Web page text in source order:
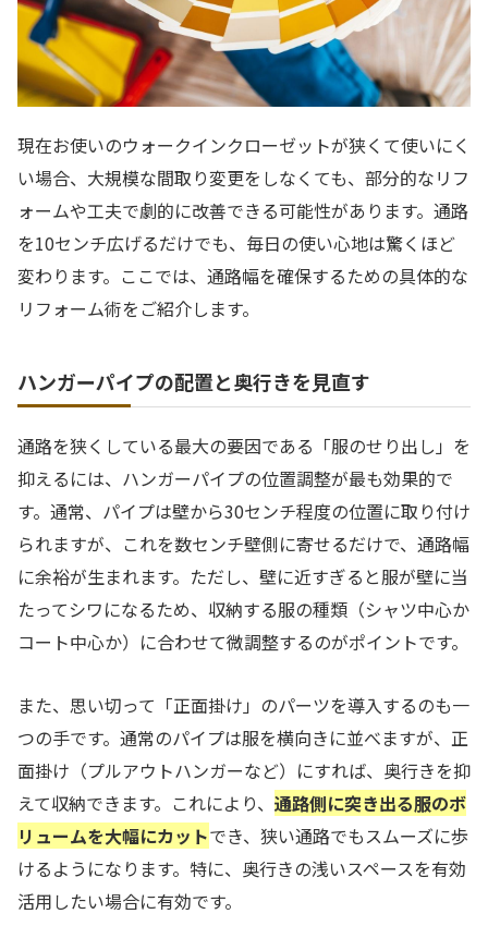
現在お使いのウォークインクローゼットが狭くて使いにく
い場合、大規模な間取り変更をしなくても、部分的なリフ
ォームや工夫で劇的に改善できる可能性があります。通路
を10センチ広げるだけでも、毎日の使い心地は驚くほど
変わります。ここでは、通路幅を確保するための具体的な
リフォーム術をご紹介します。
ハンガーパイプの配置と奥行きを見直す
通路を狭くしている最大の要因である「服のせり出し」を
抑えるには、ハンガーパイプの位置調整が最も効果的で
す。通常、パイプは壁から30センチ程度の位置に取り付け
られますが、これを数センチ壁側に寄せるだけで、通路幅
に余裕が生まれます。ただし、壁に近すぎると服が壁に当
たってシワになるため、収納する服の種類（シャツ中心か
コート中心か）に合わせて微調整するのがポイントです。
また、思い切って「正面掛け」のパーツを導入するのも一
つの手です。通常のパイプは服を横向きに並べますが、正
面掛け（プルアウトハンガーなど）にすれば、奥行きを抑
えて収納できます。これにより、 通路側に突き出る服のボ
リュームを大幅にカットでき、狭い通路でもスムーズに歩
けるようになります。特に、奥行きの浅いスペースを有効
活用したい場合に有効です。